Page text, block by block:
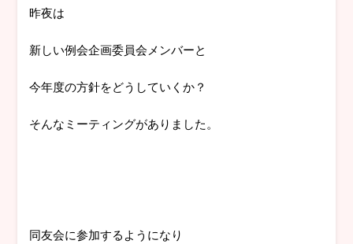
昨夜は
新しい例会企画委員会メンバーと
今年度の方針をどうしていくか？
そんなミーティングがありました。
同友会に参加するようになり